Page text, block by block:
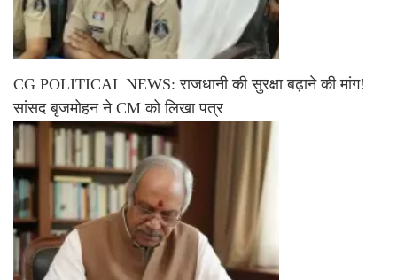
CG POLITICAL NEWS: राजधानी की सुरक्षा बढ़ाने की मांग!
सांसद बृजमोहन ने CM को लिखा पत्र